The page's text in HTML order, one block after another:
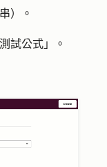
）。
測試公式」 。